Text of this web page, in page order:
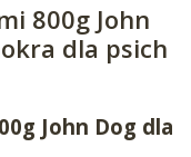
800g John
dla psich
John Dog dla